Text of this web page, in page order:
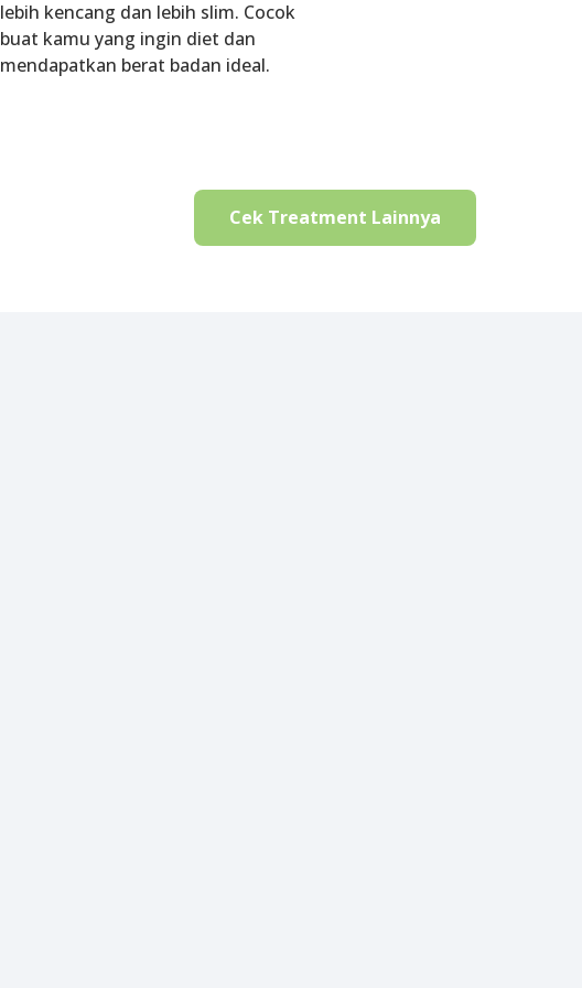
lebih kencang dan lebih slim. Cocok
buat kamu yang ingin diet dan
mendapatkan berat badan ideal.
Cek Treatment Lainnya